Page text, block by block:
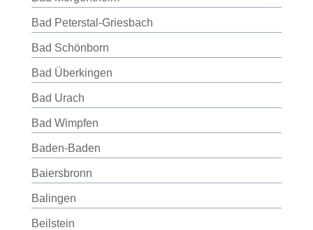
Bad Peterstal-Griesbach
Bad Schönborn
Bad Überkingen
Bad Urach
Bad Wimpfen
Baden-Baden
Baiersbronn
Balingen
Beilstein